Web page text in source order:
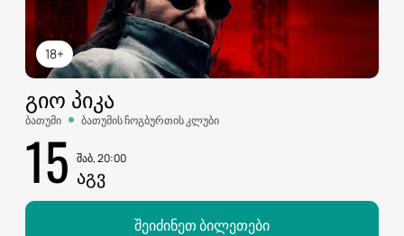
18+
ᲒᲘᲝ ᲞᲘᲙᲐ
ბათუმი ბათუმის ჩოგბურთის კლუბი
15 შაბ, 20:00
ᲐᲒᲕ
შეიძინეთ ბილეთები